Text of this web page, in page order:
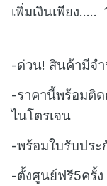
เพิ่มเงินเพียง.....
-ด่วน! สินค้ามีจ
-ราคานี้พร้อมติ
ไนโตรเจน
-พร้อมใบรับประ
-ตั้งศูนย์ฟรี5ครั้ง